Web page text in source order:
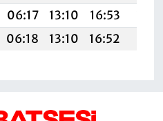
06:17 13:10 16:53
06:18 13:10 16:52